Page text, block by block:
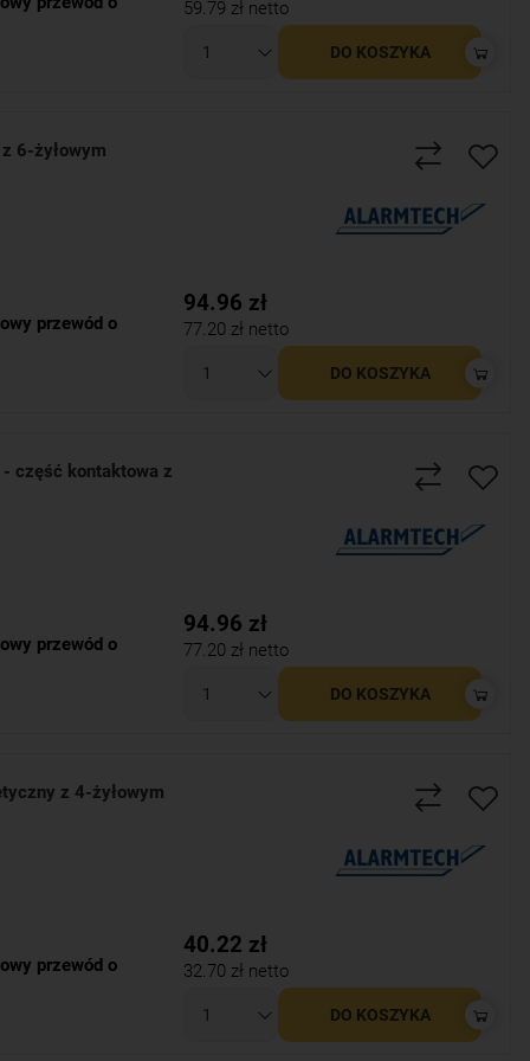
59.79 zł netto
DO KOSZYKA
6-żyłowym
przewód o
94.96 zł
77.20 zł netto
DO KOSZYKA
część kontaktowa z
przewód o
94.96 zł
77.20 zł netto
DO KOSZYKA
z 4-żyłowym
przewód o
40.22 zł
32.70 zł netto
DO KOSZYKA